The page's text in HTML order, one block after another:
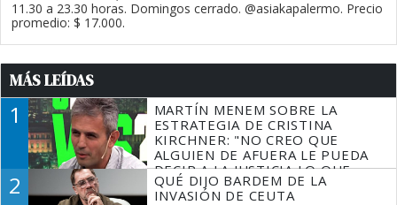
11.30 a 23.30 horas. Domingos cerrado. @asiakapalermo. Precio
promedio: $ 17.000.
MÁS LEÍDAS
1
MARTÍN MENEM SOBRE LA
ESTRATEGIA DE CRISTINA
KIRCHNER: "NO CREO QUE
ALGUIEN DE AFUERA LE PUEDA
DECIR A LA JUSTICIA LO QUE
TIENE QUE HACER"
2
QUÉ DIJO BARDEM DE LA
INVASIÓN DE CEUTA